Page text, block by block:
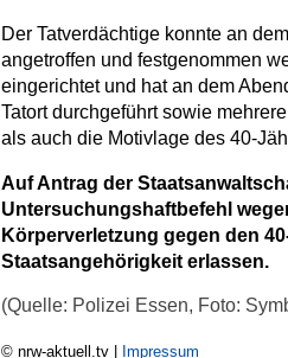
Der Tatverdächtige konnte an
angetroffen und festgenommen
eingerichtet und hat an dem
Tatort durchgeführt sowie
als auch die Motivlage des 40-
Auf Antrag der
Untersuchungshaftbefehl
Körperverletzung gegen den
Staatsangehörigkeit erlassen.
(Quelle: Polizei Essen, Foto:
© nrw-aktuell.tv | Impressum